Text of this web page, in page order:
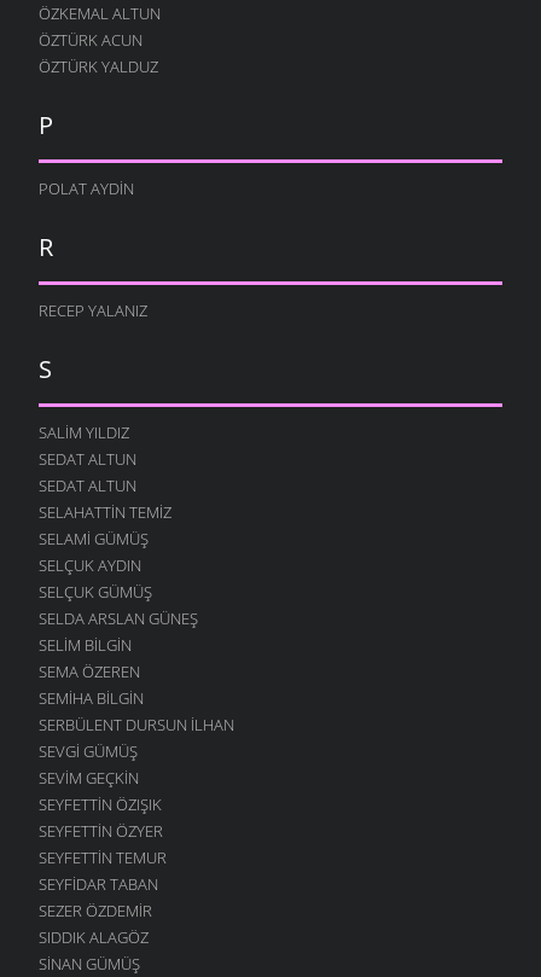
ÖZKEMAL ALTUN
ÖZTÜRK ACUN
ÖZTÜRK YALDUZ
P
POLAT AYDIN
R
RECEP YALANIZ
S
SALIM YILDIZ
SEDAT ALTUN
SEDAT ALTUN
SELAHATTIN TEMIZ
SELAMI GÜMÜŞ
SELÇUK AYDIN
SELÇUK GÜMÜŞ
SELDA ARSLAN GÜNEŞ
SELIM BILGIN
SEMA ÖZEREN
SEMIHA BILGIN
SERBÜLENT DURSUN İLHAN
SEVGI GÜMÜŞ
SEVIM GEÇKIN
SEYFETTIN ÖZIŞIK
SEYFETTIN ÖZYER
SEYFETTIN TEMUR
SEYFIDAR TABAN
SEZER ÖZDEMIR
SIDDIK ALAGÖZ
SINAN GÜMÜŞ